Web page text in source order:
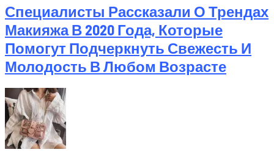
Специалисты Рассказали О Трендах
Макияжа В 2020 Года, Которые
Помогут Подчеркнуть Свежесть И
Молодость В Любом Возрасте